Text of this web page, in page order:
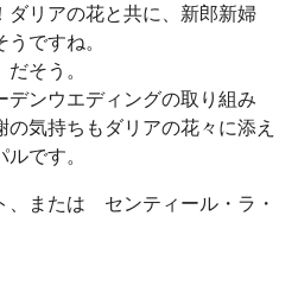
ダリアの花と共に、新郎新婦
ですね。
そう。
ンウエディングの取り組み
気持ちもダリアの花々に添え
です。
または センティール・ラ・